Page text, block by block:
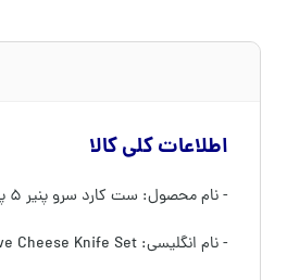
اطلاعات کلی کالا
- نام محصول: ست کارد سرو پنیر ۵ پارچه رنگی
- نام انگلیسی: Five Cheese Knife Set